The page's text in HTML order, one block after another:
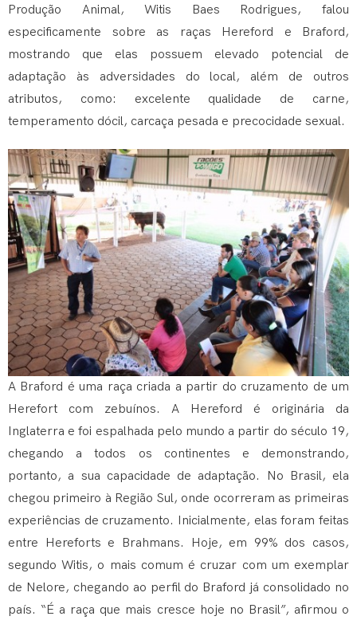
Produção Animal, Witis Baes Rodrigues, falou
especificamente sobre as raças Hereford e Braford,
mostrando que elas possuem elevado potencial de
adaptação às adversidades do local, além de outros
atributos, como: excelente qualidade de carne,
temperamento dócil, carcaça pesada e precocidade sexual.
A Braford é uma raça criada a partir do cruzamento de um
Herefort com zebuínos. A Hereford é originária da
Inglaterra e foi espalhada pelo mundo a partir do século 19,
chegando a todos os continentes e demonstrando,
portanto, a sua capacidade de adaptação. No Brasil, ela
chegou primeiro à Região Sul, onde ocorreram as primeiras
experiências de cruzamento. Inicialmente, elas foram feitas
entre Hereforts e Brahmans. Hoje, em 99% dos casos,
segundo Witis, o mais comum é cruzar com um exemplar
de Nelore, chegando ao perfil do Braford já consolidado no
país. “É a raça que mais cresce hoje no Brasil”, afirmou o